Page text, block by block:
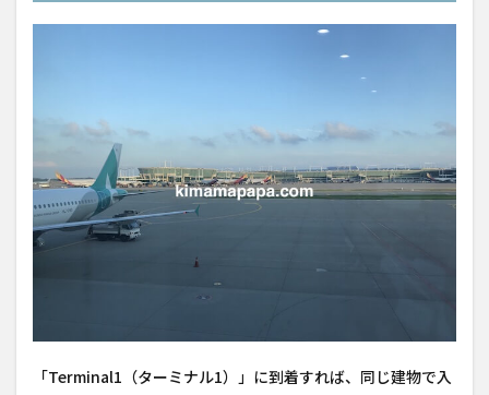
「Terminal1（ターミナル1）」に到着すれば、同じ建物で入